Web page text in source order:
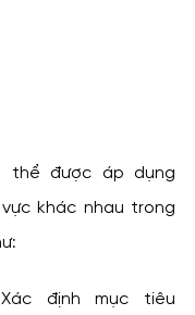
thể được áp dụng
khác nhau trong
định mục tiêu